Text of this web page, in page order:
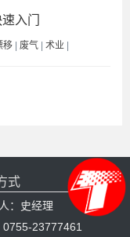
入门
移 | 废气 | 术业 |
式
：史经理
0755-23777461